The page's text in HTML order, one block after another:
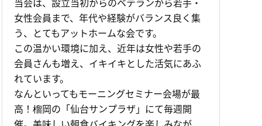
当会は、設立当初からのベテランから若手・
女性会員まで、年代や経験がバランス良く集
う、とてもアットホームな会です。
この温かい環境に加え、近年は女性や若手の
会員さんも増え、イキイキとした活気にあふ
れています。
なんといってもモーニングセミナー会場が最
高！榴岡の「仙台サンプラザ」にて毎週開